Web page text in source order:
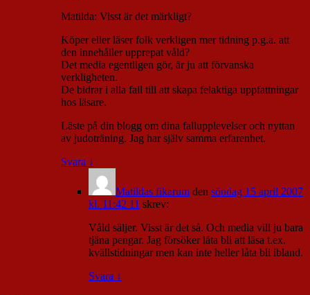
Matilda: Visst är det märkligt?
Köper eller läser folk verkligen mer tidning p.g.a. att
den innehåller upprepat våld?
Det media egentligen gör, är ju att förvanska
verkligheten.
De bidrar i alla fall till att skapa felaktiga uppfattningar
hos läsare.
Läste på din blogg om dina fallupplevelser och nyttan
av judoträning. Jag har själv samma erfarenhet.
Svara ↓
Matildas fikarum den söndag 15 april 2007
kl. 11:42 11 skrev:
Våld säljer. Visst är det så. Och media vill ju bara
tjäna pengar. Jag försöker låta bli att läsa t.ex.
kvällstidningar men kan inte heller låta bli ibland.
Svara ↓